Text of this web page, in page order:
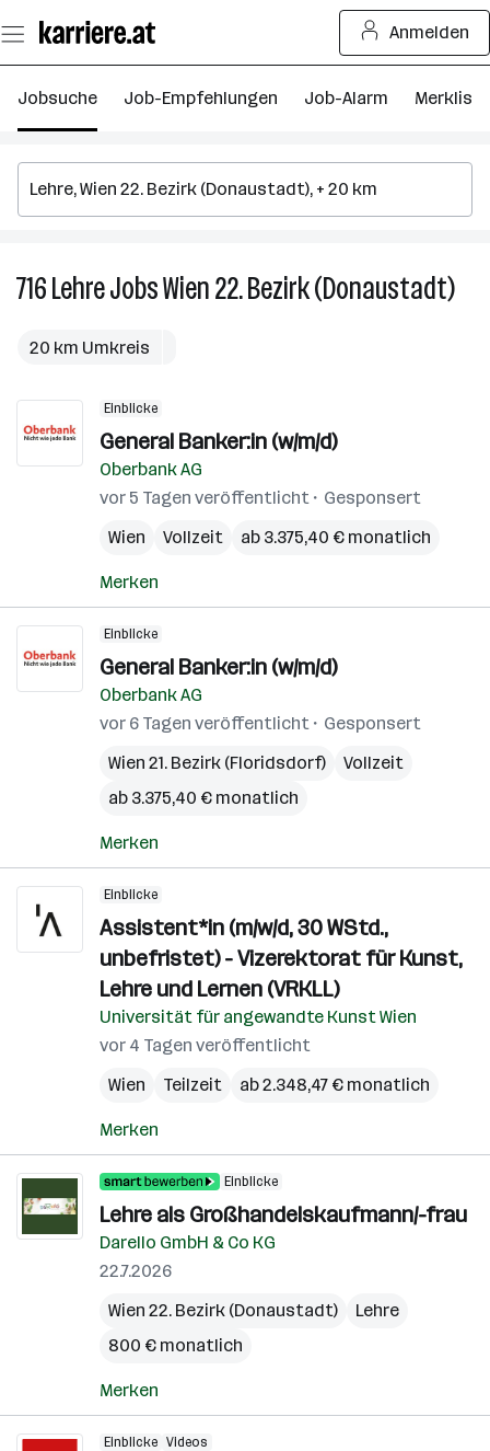
Seiteninhalt
springen
Anmelden
Jobsuche Job-Empfehlungen Job-Alarm Merkliste
716LehreJobsWien 22. Bezirk (Donaustadt)716
20 km Umkreis
Einblicke
General Banker:in (w/m/d)
Oberbank AG
vor 5 Tagen veröffentlicht
Gesponsert
Wien
Vollzeit ab 3.375,40 € monatlich
Merken
Einblicke
General Banker:in (w/m/d)
Oberbank AG
vor 6 Tagen veröffentlicht
Gesponsert
Wien 21. Bezirk (Floridsdorf)
Vollzeit
ab 3.375,40 € monatlich
Merken
Einblicke
Assistent*in (m/w/d, 30 WStd.,
unbefristet) - Vizerektorat für Kunst,
Lehre und Lernen (VRKLL)
Universität für angewandte Kunst Wien
vor 4 Tagen veröffentlicht
Wien
Teilzeit ab 2.348,47 € monatlich
Merken
Einblicke
Lehre als Großhandelskaufmann/-frau
Darello GmbH & Co KG
22.7.2026
Wien 22. Bezirk (Donaustadt)
Lehre
800 € monatlich
Merken
Einblicke Videos